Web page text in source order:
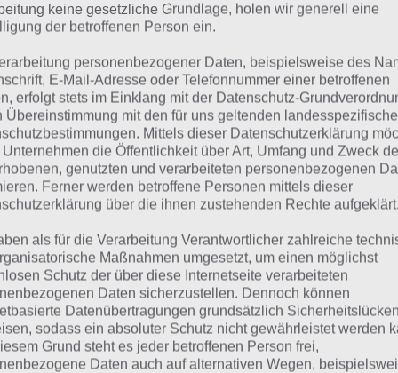
diesem Grund haben wir unsere Tipps für euch, mit
Für die PvP Kämpfe muss man jedoch teilweise auf
(beispielsweise mehr Herzen einsammeln), aber im
ist dies nicht immer notwendig. Wie bereits
Monster im Team zu haben, damit unsere Tipps
erzielen.
du einen schnellen Überblick über unsere Tipps zum
einen Überblick, mit dem du direkt zum Thema
Combos bei Battle Camp
keine gesetzliche Grundlage, holen wir generell eine
der betroffenen Person ein.
personenbezogener Daten, beispielsweise des
E-Mail-Adresse oder Telefonnummer einer betroffenen
erfolgt stets im Einklang mit der Datenschutz-
Übereinstimmung mit den für uns geltenden
Mittels dieser Datenschutzerklärung
Unternehmen die Öffentlichkeit über Art, Umfang und Zweck
genutzten und verarbeiteten personenbezogenen
Ferner werden betroffene Personen mittels dieser
über die ihnen zustehenden Rechte aufgeklärt.
als für die Verarbeitung Verantwortlicher zahlreiche
Maßnahmen umgesetzt, um einen möglichst
Schutz der über diese Internetseite verarbeiteten
Daten sicherzustellen. Dennoch können
Datenübertragungen grundsätzlich Sicherheitslücken
sodass ein absoluter Schutz nicht gewährleistet werden
Grund steht es jeder betroffenen Person frei,
Daten auch auf alternativen Wegen,